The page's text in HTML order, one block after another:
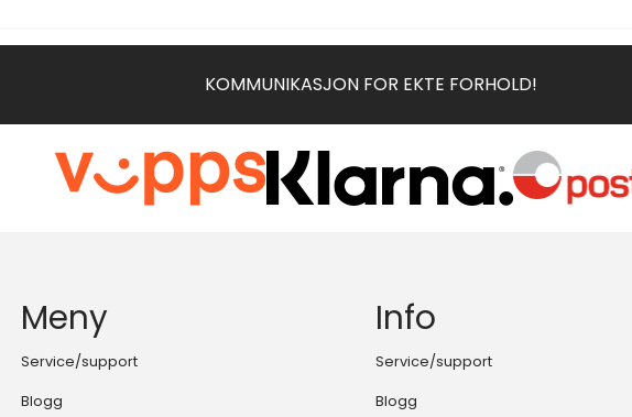
KOMMUNIKASJON FOR EKTE FORHOLD!
Meny
Service/support
Blogg
Info
Service/support
Blogg